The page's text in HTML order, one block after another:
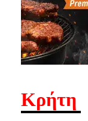
Κρήτη